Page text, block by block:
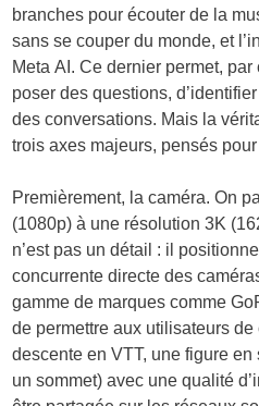
branches pour écouter de la
sans se couper du monde, et
Meta AI. Ce dernier permet,
poser des questions,
des conversations. Mais la
trois axes majeurs, pensés
Premièrement, la caméra. On
(1080p) à une résolution 3K
n’est pas un détail : il
concurrente directe des
gamme de marques comme
de permettre aux utilisateurs
descente en VTT, une figure
un sommet) avec une qualité